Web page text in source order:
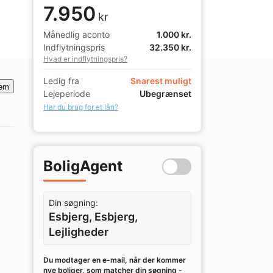
7.950 kr
Månedlig aconto
1.000 kr.
Indflytningspris
32.350 kr.
Hvad er indflytningspris?
Ledig fra
Snarest muligt
Lejeperiode
Ubegrænset
Har du brug for et lån?
BoligAgent
Din søgning:
Esbjerg, Esbjerg,
Lejligheder
Du modtager en e-mail, når der kommer
nye boliger, som matcher din søgning -